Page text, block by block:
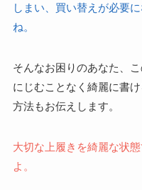
しまい、買い替えが必要
ね。
そんなお困りのあなた、
にじむことなく綺麗に書け
方法もお伝えします。
大切な上履きを綺麗な状
よ。